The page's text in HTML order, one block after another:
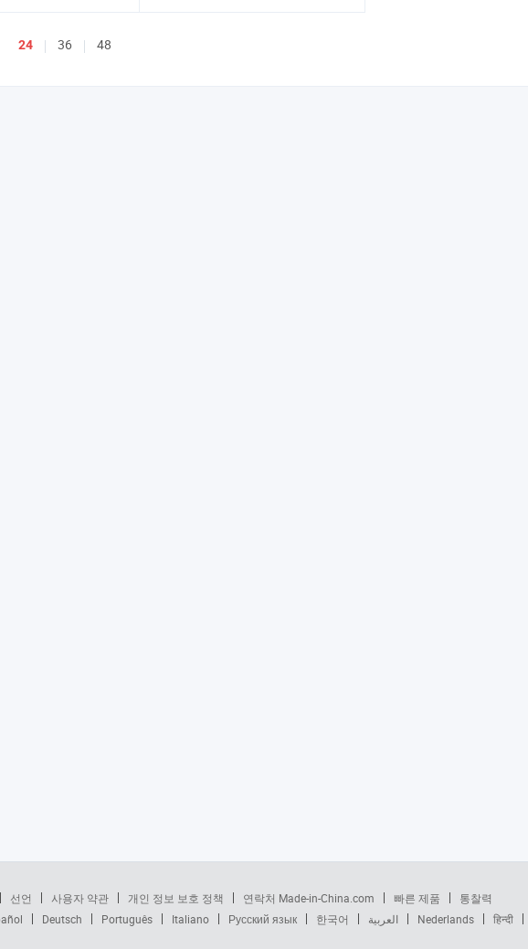
24 36 48
선언 사용자 약관 개인 정보 보호 정책 연락처 Made-in-China.com 빠른 제품
통찰력
Deutsch Português Italiano Русский язык 한국어 العربية Nederlands हिन्दी